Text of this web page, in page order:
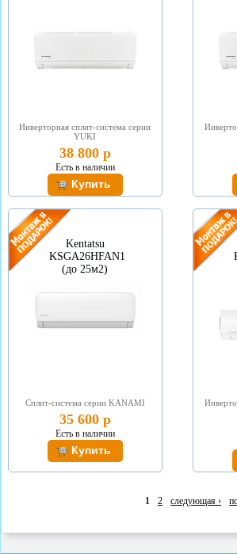
Инверторная сплит-система серии
YUKI
38 800 р
Есть в наличии
Kentatsu
KSGА26HFAN1
(до 25м2)
Сплит-система серии KANAMI
35 600 р
Есть в наличии
1 2 следующая ›